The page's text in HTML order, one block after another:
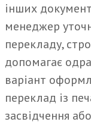
інших
менеджер
перекладу,
допомагає
варіант
переклад із
засвідчення